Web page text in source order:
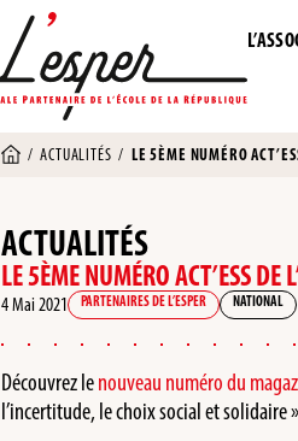
/ACTUALITÉS / LE 5ÈME NUMÉRO
ACTUALITÉS
LE 5ÈME NUMÉRO ACT’ESS DE
4 Mai 2021 PARTENAIRES DE L’ESPER NATIONAL
Découvrez lenouveau numéro du
l’incertitude, le choix social et solidaire